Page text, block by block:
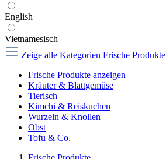
English
Vietnamesisch
Zeige alle Kategorien Frische Produkte
Frische Produkte anzeigen
Kräuter & Blattgemüse
Tierisch
Kimchi & Reiskuchen
Wurzeln & Knollen
Obst
Tofu & Co.